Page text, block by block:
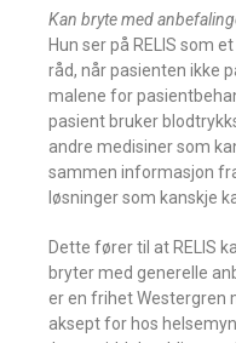
Kan bryte med
Hun ser på RELIS som
råd, når pasienten ikke
malene for
pasient bruker
andre medisiner som
sammen informasjon
løsninger som kanskje
Dette fører til at RELIS
bryter med generelle
er en frihet Westergren
aksept for hos